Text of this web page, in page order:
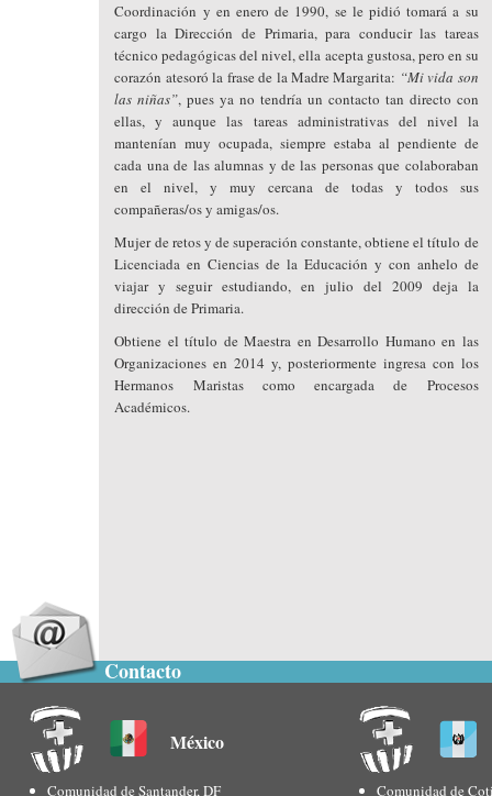
Coordinación y en enero de 1990, se le pidió tomará a su
cargo la Dirección de Primaria, para conducir las tareas
técnico pedagógicas del nivel, ella acepta gustosa, pero en su
corazón atesoró la frase de la Madre Margarita: “Mi vida son
las niñas”, pues ya no tendría un contacto tan directo con
ellas, y aunque las tareas administrativas del nivel la
mantenían muy ocupada, siempre estaba al pendiente de
cada una de las alumnas y de las personas que colaboraban
en el nivel, y muy cercana de todas y todos sus
compañeras/os y amigas/os.
Mujer de retos y de superación constante, obtiene el título de
Licenciada en Ciencias de la Educación y con anhelo de
viajar y seguir estudiando, en julio del 2009 deja la
dirección de Primaria.
Obtiene el título de Maestra en Desarrollo Humano en las
Organizaciones en 2014 y, posteriormente ingresa con los
Hermanos Maristas como encargada de Procesos
Académicos.
Contacto
México
Comunidad de Santander, DF Comunidad de